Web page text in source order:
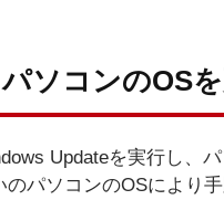
ソコンのOS
Updateを実行し、
のパソコンのOSにより手